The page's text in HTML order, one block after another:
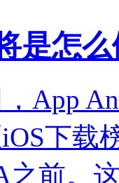
是怎
App
下载
之前。